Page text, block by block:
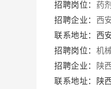
招聘岗位： 药
招聘企业： 西
联系地址：西
招聘岗位： 机
招聘企业：
陕
联系地址：陕